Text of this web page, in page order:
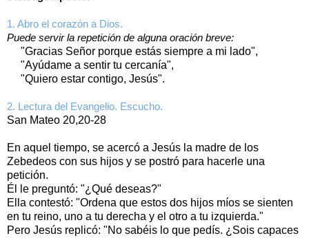
1. Abro el corazón a Dios.
Puede servir la repetición de alguna oración breve:
"Gracias Señor porque estás siempre a mi lado",
"Ayúdame a sentir tu cercanía",
"Quiero estar contigo, Jesús".
2. Lectura del Evangelio. Escucho.
San Mateo 20,20-28
En aquel tiempo, se acercó a Jesús la madre de los
Zebedeos con sus hijos y se postró para hacerle una
petición.
Él le preguntó: "¿Qué deseas?"
Ella contestó: "Ordena que estos dos hijos míos se sienten
en tu reino, uno a tu derecha y el otro a tu izquierda."
Pero Jesús replicó: "No sabéis lo que pedís. ¿Sois capaces